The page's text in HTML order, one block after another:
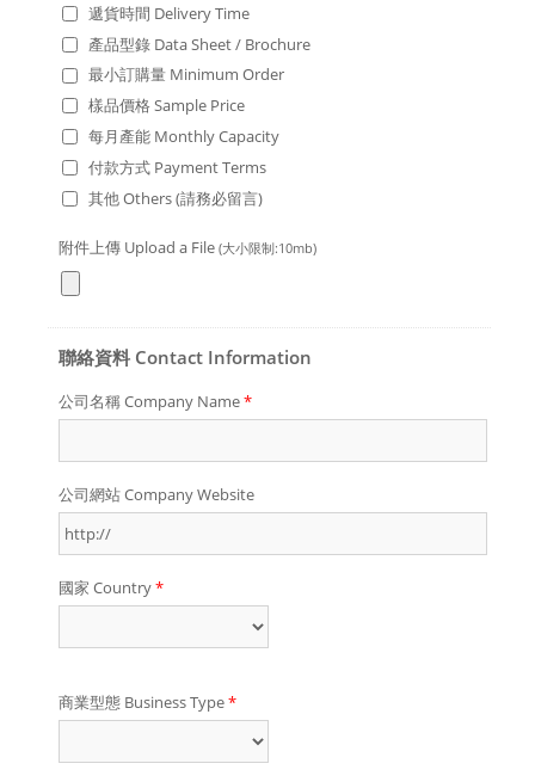
遞貨時間 Delivery Time
產品型錄 Data Sheet / Brochure
最小訂購量 Minimum Order
樣品價格 Sample Price
每月產能 Monthly Capacity
付款方式 Payment Terms
其他 Others (請務必留言)
附件上傳 Upload a File (大小限制:10mb)
聯絡資料 Contact Information
公司名稱 Company Name*
公司網站 Company Website
國家 Country*
商業型態 Business Type*